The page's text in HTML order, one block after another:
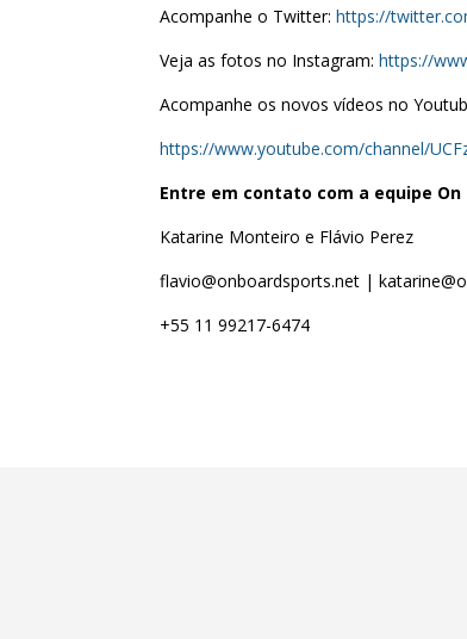
Acompanhe o Twitter:https://
Veja as fotos no Instagram:https://
Acompanhe os novos vídeos no
https://www.youtube.com/channel/
Entre em contato com a equipe On
Katarine Monteiro e Flávio Perez
flavio@onboardsports.net |
+55 11 99217-6474